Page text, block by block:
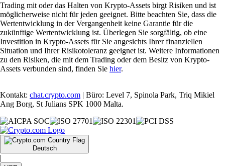
Trading mit oder das Halten von Krypto-Assets birgt Risiken und ist
möglicherweise nicht für jeden geeignet. Bitte beachten Sie, dass die
Wertentwicklung in der Vergangenheit keine Garantie für die
zukünftige Wertentwicklung ist. Überlegen Sie sorgfältig, ob eine
Investition in Krypto-Assets für Sie angesichts Ihrer finanziellen
Situation und Ihrer Risikotoleranz geeignet ist. Weitere Informationen
zu den Risiken, die mit dem Trading oder dem Besitz von Krypto-
Assets verbunden sind, finden Sie hier.
Kontakt: chat.crypto.com | Büro: Level 7, Spinola Park, Triq Mikiel
Ang Borg, St Julians SPK 1000 Malta.
Deutsch
|